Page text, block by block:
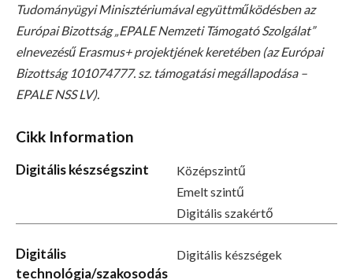
Tudományügyi Minisztériumával együttműködésben az
Európai Bizottság „EPALE Nemzeti Támogató Szolgálat”
elnevezésű Erasmus+ projektjének keretében (az Európai
Bizottság 101074777. sz. támogatási megállapodása –
EPALE NSS LV).
Cikk Information
Digitális készségszint
Középszintű
Emelt szintű
Digitális szakértő
Digitális
technológia/szakosodás
Digitális készségek